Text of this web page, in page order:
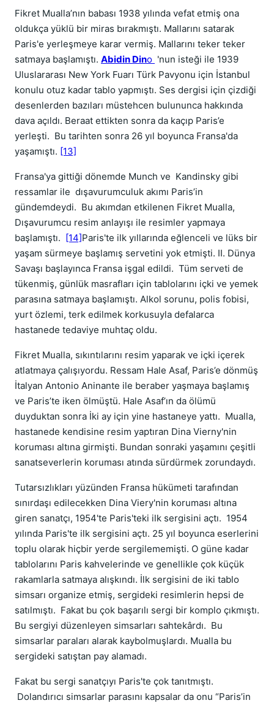
Fikret Mualla’nın babası 1938 yılında vefat etmiş ona
oldukça yüklü bir miras bırakmıştı. Mallarını satarak
Paris'e yerleşmeye karar vermiş. Mallarını teker teker
satmaya başlamıştı. Abidin Dino 'nun isteği ile 1939
Uluslararası New York Fuarı Türk Pavyonu için İstanbul
konulu otuz kadar tablo yapmıştı. Ses dergisi için çizdiği
desenlerden bazıları müstehcen bulununca hakkında
dava açıldı. Beraat ettikten sonra da kaçıp Paris’e
yerleşti. Bu tarihten sonra 26 yıl boyunca Fransa'da
yaşamıştı. [13]
Fransa'ya gittiği dönemde Munch ve Kandinsky gibi
ressamlar ile dışavurumculuk akımı Paris’in
gündemdeydi. Bu akımdan etkilenen Fikret Mualla,
Dışavurumcu resim anlayışı ile resimler yapmaya
başlamıştı. [14]Paris'te ilk yıllarında eğlenceli ve lüks bir
yaşam sürmeye başlamış servetini yok etmişti. II. Dünya
Savaşı başlayınca Fransa işgal edildi. Tüm serveti de
tükenmiş, günlük masrafları için tablolarını içki ve yemek
parasına satmaya başlamıştı. Alkol sorunu, polis fobisi,
yurt özlemi, terk edilmek korkusuyla defalarca
hastanede tedaviye muhtaç oldu.
Fikret Mualla, sıkıntılarını resim yaparak ve içki içerek
atlatmaya çalışıyordu. Ressam Hale Asaf, Paris’e dönmüş
İtalyan Antonio Aninante ile beraber yaşmaya başlamış
ve Paris’te iken ölmüştü. Hale Asaf’ın da ölümü
duyduktan sonra İki ay için yine hastaneye yattı. Mualla,
hastanede kendisine resim yaptıran Dina Vierny'nin
koruması altına girmişti. Bundan sonraki yaşamını çeşitli
sanatseverlerin koruması atında sürdürmek zorundaydı.
Tutarsızlıkları yüzünden Fransa hükümeti tarafından
sınırdaşı edilecekken Dina Viery'nin koruması altına
giren sanatçı, 1954'te Paris'teki ilk sergisini açtı. 1954
yılında Paris'te ilk sergisini açtı. 25 yıl boyunca eserlerini
toplu olarak hiçbir yerde sergilememişti. O güne kadar
tablolarını Paris kahvelerinde ve genellikle çok küçük
rakamlarla satmaya alışkındı. İlk sergisini de iki tablo
simsarı organize etmiş, sergideki resimlerin hepsi de
satılmıştı. Fakat bu çok başarılı sergi bir komplo çıkmıştı.
Bu sergiyi düzenleyen simsarları sahtekârdı. Bu
simsarlar paraları alarak kaybolmuşlardı. Mualla bu
sergideki satıştan pay alamadı.
Fakat bu sergi sanatçıyı Paris'te çok tanıtmıştı.
Dolandırıcı simsarlar parasını kapsalar da onu “Paris’in